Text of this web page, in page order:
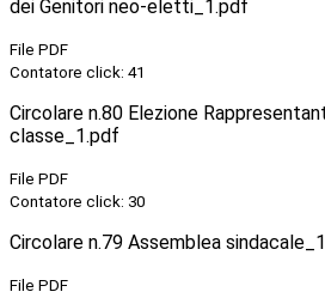
dei Genitori neo-eletti_1.pdf
File PDF
Contatore click: 41
Circolare n.80 Elezione
classe_1.pdf
File PDF
Contatore click: 30
Circolare n.79 Assemblea
File PDF